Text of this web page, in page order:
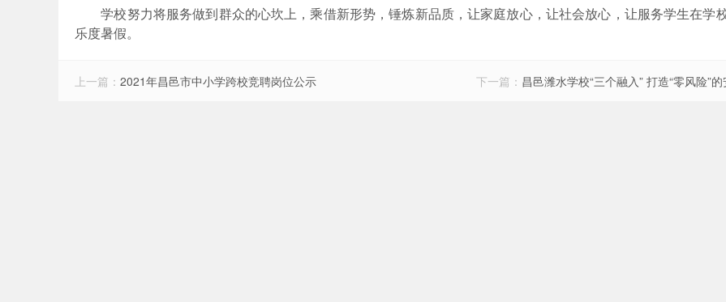
学校努力将服务做到群众的心坎上，乘借新形势，锤炼新品质，让家庭放心，让社会放心，让服务学生在学
乐度暑假。
上一篇： 2021年昌邑市中小学跨校竞聘岗位公示 下一篇： 昌邑潍水学校“三个融入” 打造“零风险”